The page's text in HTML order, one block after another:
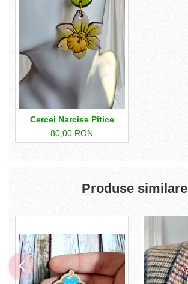
Cercei Narcise Pitice
80,00 RON
Produse similare